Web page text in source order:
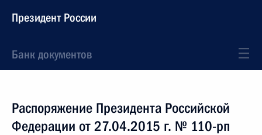
Президент России
Банк документов
Распоряжение Президента Российской
Федерации от 27.04.2015 г. № 110-рп